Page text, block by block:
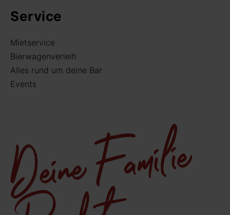
Service
Mietservice
Bierwagenverleih
Alles rund um deine Bar
Events